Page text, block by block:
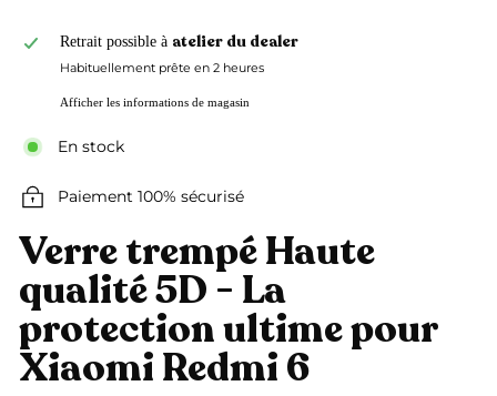
Retrait possible à atelier du dealer
Habituellement prête en 2 heures
Afficher les informations de magasin
En stock
Paiement 100% sécurisé
Verre trempé Haute
qualité 5D - La
protection ultime pour
Xiaomi Redmi 6